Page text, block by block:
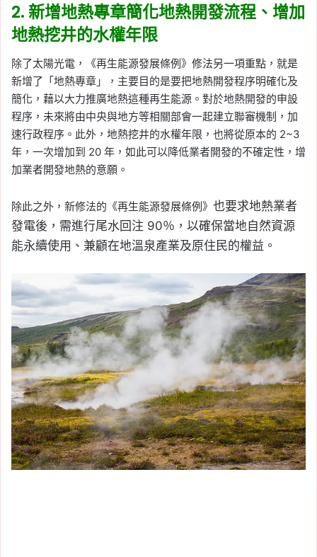
2. 新增地熱專章簡化地熱開發流程、增加
地熱挖井的水權年限
除了太陽光電，《再生能源發展條例》修法另一項重點，就是
新增了「地熱專章」，主要目的是要把地熱開發程序明確化及
簡化，藉以大力推廣地熱這種再生能源。對於地熱開發的申設
程序，未來將由中央與地方等相關部會一起建立聯審機制，加
速行政程序。此外，地熱挖井的水權年限，也將從原本的 2~3
年，一次增加到 20 年，如此可以降低業者開發的不確定性，增
加業者開發地熱的意願。
除此之外，新修法的《再生能源發展條例》 也要求地熱業者
發電後，需進行尾水回注 90％，以確保當地自然資源
能永續使用、兼顧在地溫泉產業及原住民的權益。